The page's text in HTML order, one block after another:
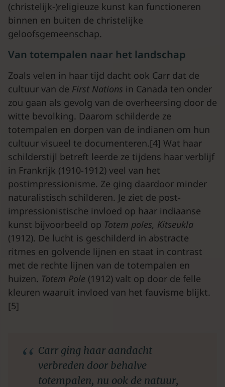
(christelijk-)religieuze kunst kan functioneren
binnen en buiten de christelijke
geloofsgemeenschap.
Van totempalen naar het landschap
Zoals velen in haar tijd dacht ook Carr dat de
cultuur van de First Nations in Canada ten onder
zou gaan als gevolg van de overheersing door de
witte bevolking. Daarom schilderde ze
totempalen en dorpen van de indianen om hun
cultuur visueel te documenteren.[4] Wat haar
schilderstijl betreft leerde ze tijdens haar verblijf
in Frankrijk (1910-1912) veel van het
postimpressionisme. Ze ging daardoor minder
naturalistisch schilderen. Je ziet de post-
impressionistische invloed op haar indiaanse
kunst bijvoorbeeld op Totem poles, Kitseukla
(1912). De lucht is geschilderd in abstracte
ritmes en golvende lijnen en staat in contrast
met de rechte lijnen van de totempalen en
huizen. Totem Pole (1912) valt op door de felle
kleuren waaruit invloed van het fauvisme blijkt.
[5]
Carr ging haar aandacht
verbreden door behalve
totempalen, nu ook de natuur,